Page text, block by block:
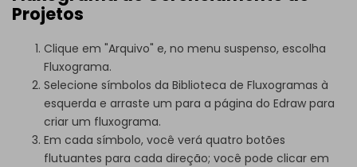
Projetos
Clique em "Arquivo" e, no menu suspenso, escolha
Fluxograma.
Selecione símbolos da Biblioteca de Fluxogramas à
esquerda e arraste um para a página do Edraw para
criar um fluxograma.
Em cada símbolo, você verá quatro botões
flutuantes para cada direção; você pode clicar em